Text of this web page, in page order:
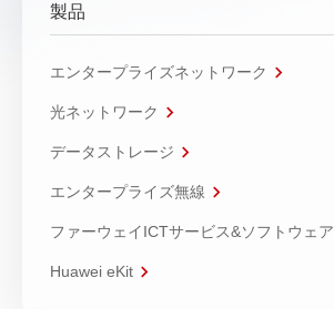
製品
エンタープライズネットワーク
光ネットワーク
データストレージ
エンタープライズ無線
ファーウェイICTサービス&ソフトウェア
Huawei eKit